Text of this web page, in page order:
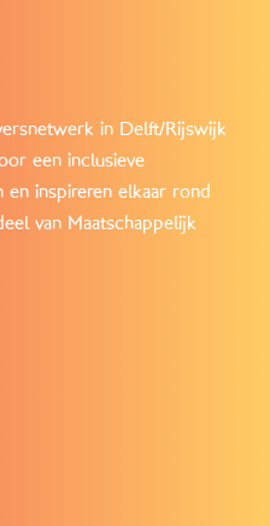
in Delft/Rijswijk
een inclusieve
inspireren elkaar rond
van Maatschappelijk